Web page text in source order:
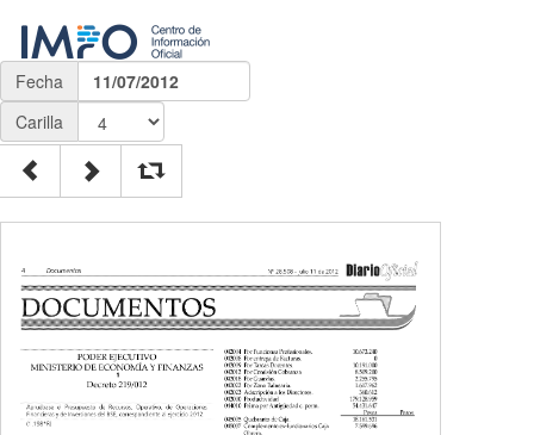
Fecha
11/07/2012
Carilla